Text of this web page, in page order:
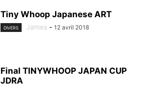
Tiny Whoop Japanese ART
DIVERS James - 12 avril 2018
Final TINYWHOOP JAPAN CUP
JDRA